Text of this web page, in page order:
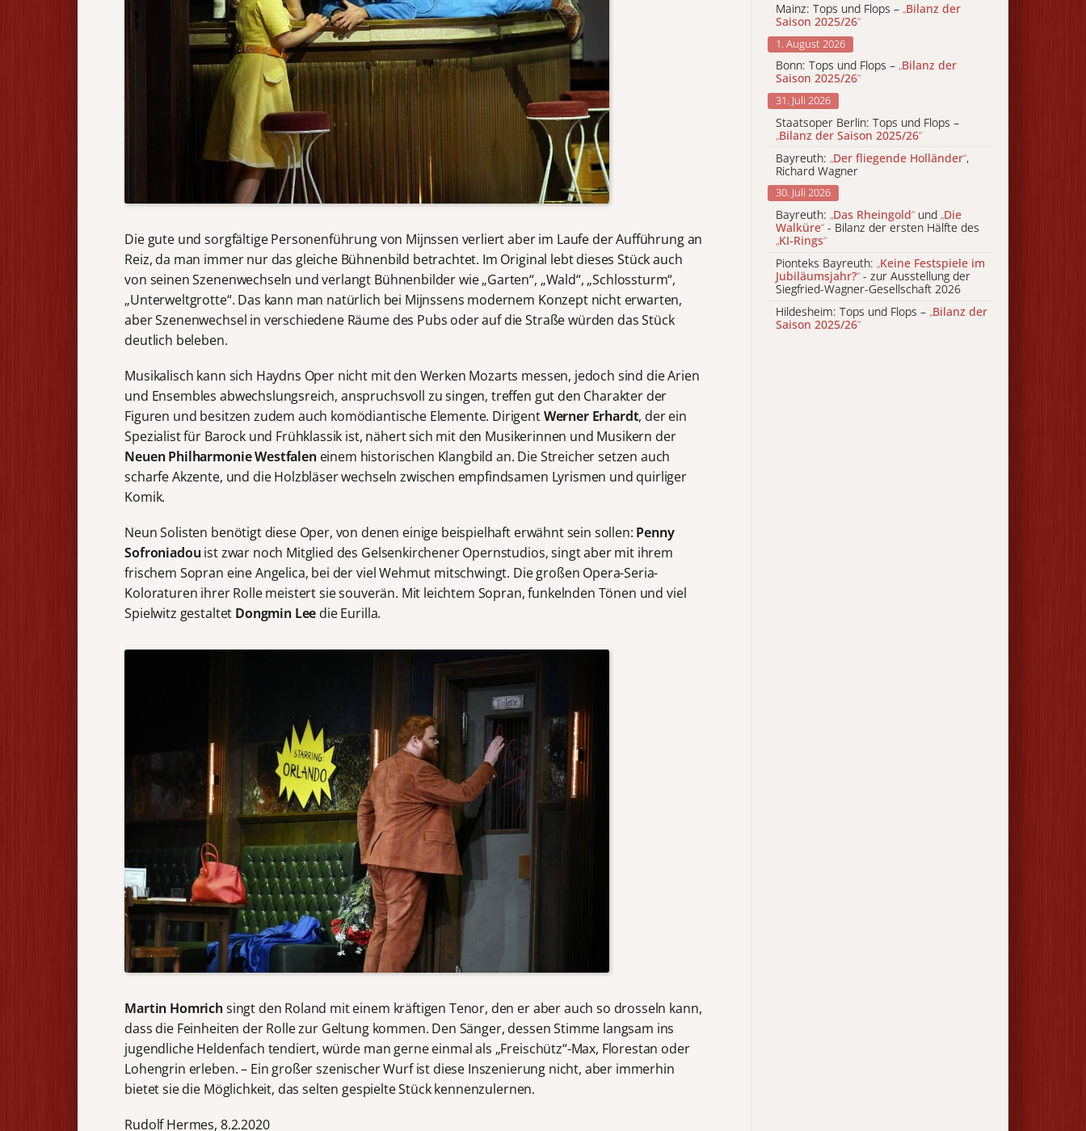
Die gute und sorgfältige Personenführung von Mijnssen verliert aber im Laufe der Aufführung an
Reiz, da man immer nur das gleiche Bühnenbild betrachtet. Im Original lebt dieses Stück auch
von seinen Szenenwechseln und verlangt Bühnenbilder wie „Garten“, „Wald“, „Schlossturm“,
„Unterweltgrotte“. Das kann man natürlich bei Mijnssens modernem Konzept nicht erwarten,
aber Szenenwechsel in verschiedene Räume des Pubs oder auf die Straße würden das Stück
deutlich beleben.
Musikalisch kann sich Haydns Oper nicht mit den Werken Mozarts messen, jedoch sind die Arien
und Ensembles abwechslungsreich, anspruchsvoll zu singen, treffen gut den Charakter der
Figuren und besitzen zudem auch komödiantische Elemente. DirigentWerner Erhardt, der ein
Spezialist für Barock und Frühklassik ist, nähert sich mit den Musikerinnen und Musikern der
Neuen Philharmonie Westfaleneinem historischen Klangbild an. Die Streicher setzen auch
scharfe Akzente, und die Holzbläser wechseln zwischen empfindsamen Lyrismen und quirliger
Komik.
Neun Solisten benötigt diese Oper, von denen einige beispielhaft erwähnt sein sollen: Penny
Sofroniadou ist zwar noch Mitglied des Gelsenkirchener Opernstudios, singt aber mit ihrem
frischem Sopran eine Angelica, bei der viel Wehmut mitschwingt. Die großen Opera-Seria-
Koloraturen ihrer Rolle meistert sie souverän. Mit leichtem Sopran, funkelnden Tönen und viel
Spielwitz gestaltet Dongmin Lee die Eurilla.
Martin Homrichsingt den Roland mit einem kräftigen Tenor, den er aber auch so drosseln kann,
dass die Feinheiten der Rolle zur Geltung kommen. Den Sänger, dessen Stimme langsam ins
jugendliche Heldenfach tendiert, würde man gerne einmal als „Freischütz“-Max, Florestan oder
Lohengrin erleben. – Ein großer szenischer Wurf ist diese Inszenierung nicht, aber immerhin
bietet sie die Möglichkeit, das selten gespielte Stück kennenzulernen.
Rudolf Hermes, 8.2.2020
Mainz: Tops und Flops – „Bilanz der
Saison 2025/26“
1. August 2026
Bonn: Tops und Flops – „Bilanz der
Saison 2025/26“
31. Juli 2026
Staatsoper Berlin: Tops und Flops –
„Bilanz der Saison 2025/26“
Bayreuth: „Der fliegende Holländer“,
Richard Wagner
30. Juli 2026
Bayreuth: „Das Rheingold“ und „Die
Walküre“ - Bilanz der ersten Hälfte des
„KI-Rings“
Pionteks Bayreuth: „Keine Festspiele im
Jubiläumsjahr?“ - zur Ausstellung der
Siegfried-Wagner-Gesellschaft 2026
Hildesheim: Tops und Flops – „Bilanz der
Saison 2025/26“